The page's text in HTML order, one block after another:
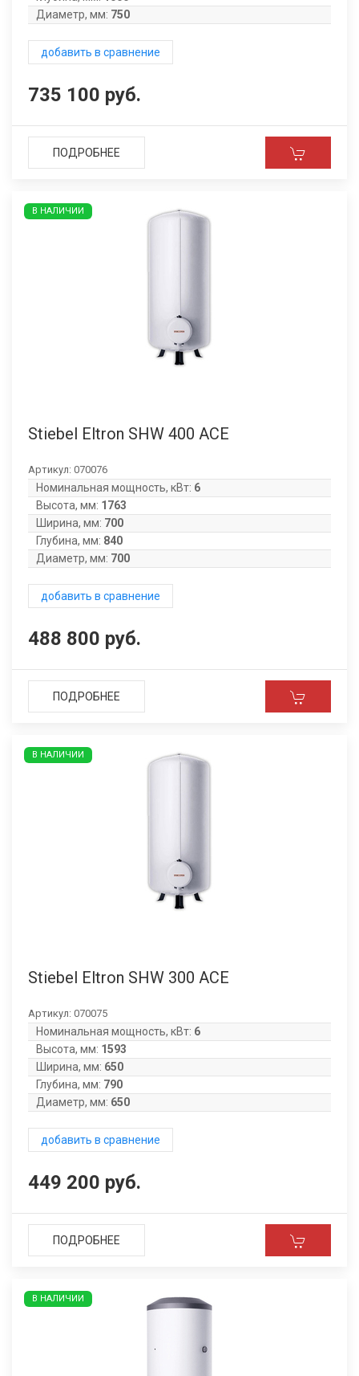
Диаметр, мм: 750
добавить в сравнение
735 100 руб.
ПОДРОБНЕЕ
Stiebel Eltron SHW 400 ACE
Артикул: 070076
Номинальная мощность, кВт: 6
Высота, мм: 1763
Ширина, мм: 700
Глубина, мм: 840
Диаметр, мм: 700
добавить в сравнение
488 800 руб.
В НАЛИЧИИ
ПОДРОБНЕЕ
Stiebel Eltron SHW 300 ACE
Артикул: 070075
Номинальная мощность, кВт: 6
Высота, мм: 1593
Ширина, мм: 650
Глубина, мм: 790
Диаметр, мм: 650
добавить в сравнение
449 200 руб.
В НАЛИЧИИ
ПОДРОБНЕЕ
В НАЛИЧИИ